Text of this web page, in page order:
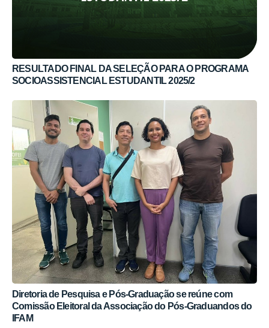
RESULTADO FINAL DA SELEÇÃO PARA O PROGRAMA
SOCIOASSISTENCIAL ESTUDANTIL 2025/2
Diretoria de Pesquisa e Pós-Graduação se reúne com
Comissão Eleitoral da Associação do Pós-Graduandos do
IFAM